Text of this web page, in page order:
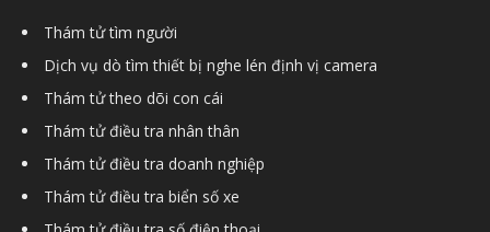
Thám tử tìm người
Dịch vụ dò tìm thiết bị nghe lén định vị camera
Thám tử theo dõi con cái
Thám tử điều tra nhân thân
Thám tử điều tra doanh nghiệp
Thám tử điều tra biển số xe